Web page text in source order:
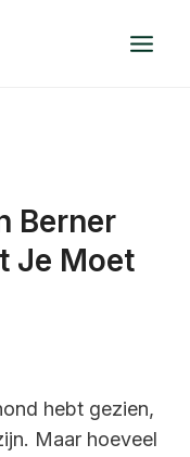
Berner
Je Moet
hebt gezien,
Maar hoeveel